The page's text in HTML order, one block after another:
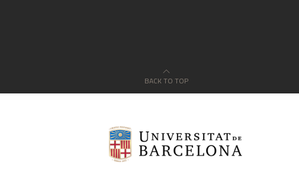
BACK TO TOP